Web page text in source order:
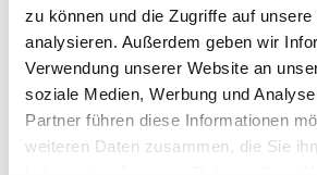
zu können und die Zugriffe auf
analysieren. Außerdem geben wir
Verwendung unserer Website an
soziale Medien, Werbung und
Partner führen diese Informationen
weiteren Daten zusammen, die Sie